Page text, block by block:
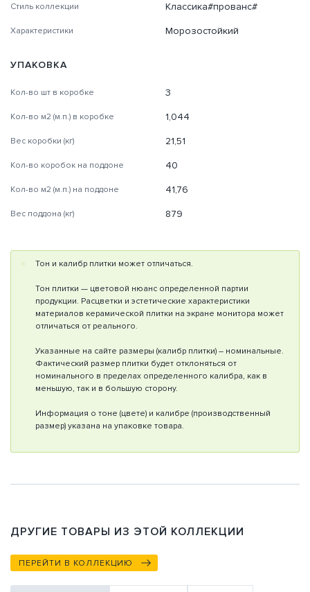
Стиль коллекции Классика#прованс#
Характеристики Морозостойкий
УПАКОВКА
Кол-во шт в коробке 3
Кол-во м2 (м.п.) в коробке 1,044
Вес коробки (кг) 21,51
Кол-во коробок на поддоне 40
Кол-во м2 (м.п.) на поддоне 41,76
Вес поддона (кг) 879
Тон и калибр плитки может отличаться.
Тон плитки — цветовой нюанс определенной партии
продукции. Расцветки и эстетические характеристики
материалов керамической плитки на экране монитора может
отличаться от реального.
Указанные на сайте размеры (калибр плитки) – номинальные.
Фактический размер плитки будет отклоняться от
номинального в пределах определенного калибра, как в
меньшую, так и в большую сторону.
Информация о тоне (цвете) и калибре (производственный
размер) указана на упаковке товара.
ДРУГИЕ ТОВАРЫ ИЗ ЭТОЙ КОЛЛЕКЦИИ
ПЕРЕЙТИ В КОЛЛЕКЦИЮ